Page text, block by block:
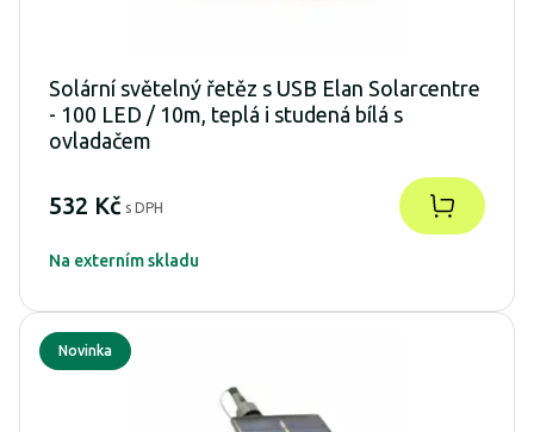
Solární světelný řetěz s USB Elan Solarcentre
- 100 LED / 10m, teplá i studená bílá s
ovladačem
532 Kč s DPH
Na externím skladu
Novinka